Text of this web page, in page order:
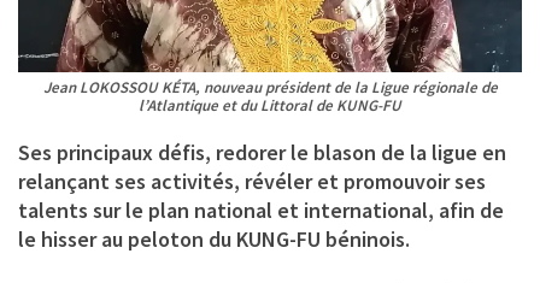
Jean LOKOSSOU KÉTA, nouveau président de la Ligue régionale de
l’Atlantique et du Littoral de KUNG-FU
Ses principaux défis, redorer le blason de la ligue en
relançant ses activités, révéler et promouvoir ses
talents sur le plan national et international, afin de
le hisser au peloton du KUNG-FU béninois.